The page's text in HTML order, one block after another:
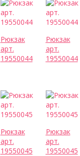
Рюкзак
арт.
19550044
Рюкзак
арт.
19550044
Рюкзак
арт.
19550045
Рюкзак
арт.
19550045